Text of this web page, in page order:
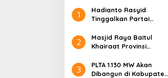
1
Hadianto Rasyid
Tinggalkan Partai
Tahun Mengabdi
2
Masjid Raya Baitul
Khairaat Provinsi
Rekor MURI, Ini
Keunikan Arsitekturnya
3
PLTA 1.130 MW Akan
Dibangun di Kabupaten